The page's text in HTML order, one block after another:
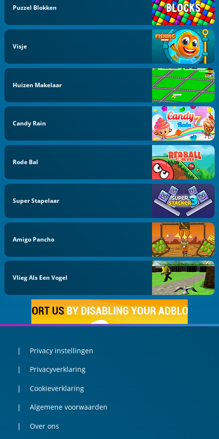
Puzzel Blokken
Visje
Huizen Makelaar
Candy Rain
Rode Bal
Super Stapelaar
Amigo Pancho
Vlieg Als Een Vogel
Privacy instellingen
Privacyverklaring
Cookieverklaring
Algemene voorwaarden
Over ons